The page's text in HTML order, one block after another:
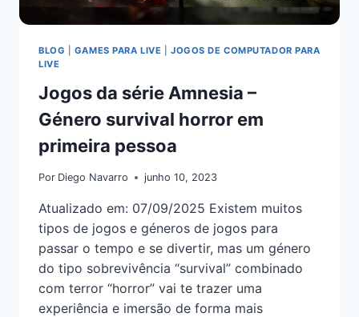
BLOG GAMES PARA LIVE |JOGOS DE COMPUTADOR PARA
LIVE
Jogos da série Amnesia –
Género survival horror em
primeira pessoa
Por Diego Navarro junho 10, 2023
Atualizado em: 07/09/2025 Existem muitos
tipos de jogos e géneros de jogos para
passar o tempo e se divertir, mas um género
do tipo sobrevivência “survival” combinado
com terror “horror” vai te trazer uma
experiência e imersão de forma mais